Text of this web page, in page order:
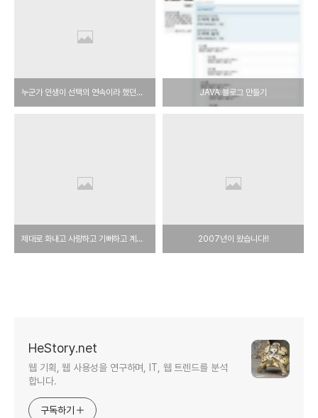
누군가 인생이 선택의 연속이라 했던가... JAVA 블로그 만들기
제대로 화내고 사랑하고 기뻐하고 계십니까? 2007년이 왔습니다!!
HeStory.net
웹 기획, 웹 사용성을 연구하며, IT, 웹 트렌드를 분석
합니다.
구독하기